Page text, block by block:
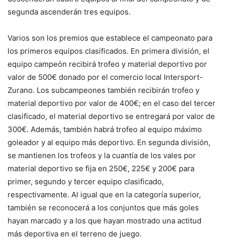
segunda ascenderán tres equipos.
Varios son los premios que establece el campeonato para
los primeros equipos clasificados. En primera división, el
equipo campeón recibirá trofeo y material deportivo por
valor de 500€ donado por el comercio local Intersport-
Zurano. Los subcampeones también recibirán trofeo y
material deportivo por valor de 400€; en el caso del tercer
clasificado, el material deportivo se entregará por valor de
300€. Además, también habrá trofeo al equipo máximo
goleador y al equipo más deportivo. En segunda división,
se mantienen los trofeos y la cuantía de los vales por
material deportivo se fija en 250€, 225€ y 200€ para
primer, segundo y tercer equipo clasificado,
respectivamente. Al igual que en la categoría superior,
también se reconocerá a los conjuntos que más goles
hayan marcado y a los que hayan mostrado una actitud
más deportiva en el terreno de juego.